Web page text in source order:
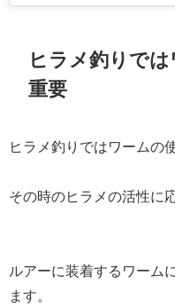
ヒラメ釣りで
重要
ヒラメ釣りではワームの
その時のヒラメの活性に
ルアーに装着するワーム
ます。